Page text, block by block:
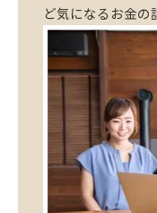
ど気になるお金の